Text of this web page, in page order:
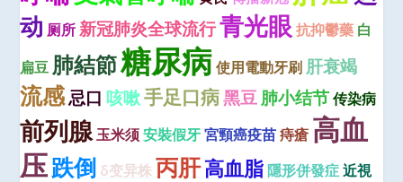
动 厕所 新冠肺炎全球流行青光眼 抗抑鬱藥 白
扁豆 肺結節糖尿病 使用電動牙刷 肝衰竭
流感忌口 咳嗽手足口病黑豆肺小结节 传染病
前列腺玉米须 安裝假牙 宮頸癌疫苗 痔瘡 高血
压跌倒 δ变异株 丙肝高血脂 隱形併發症 近視